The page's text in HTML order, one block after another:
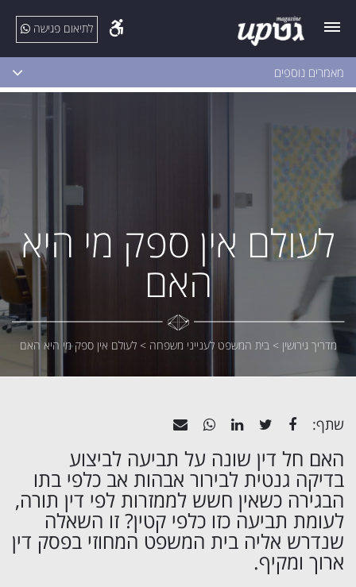
לתיאום פגישה
מאמרים נוספים
לעולם אין ספק מי היא
האם
מדריך גירושין >בית המשפט לענייני משפחה >לעולם אין ספק מי היא האם
שתף:
האם חל דין שונה על תביעה לביצוע
בדיקה גנטית לבירור אבהות אב כלפי בתו
הבגירה כשאין חשש לממזרות לפי דין תורה,
לעומת תביעה כזו כלפי קטין? זו השאלה
שנדרש אליה בית המשפט המחוזי בפסק דין
ארוך ומקיף.